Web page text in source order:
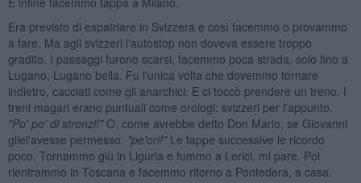
Era previsto di espatriare in Svizzera e così facemmo o provammo
a fare. Ma agli svizzeri l'autostop non doveva essere troppo
gradito. I passaggi furono scarsi, facemmo poca strada, solo fino a
Lugano, Lugano bella. Fu l'unica volta che dovemmo tornare
indietro, cacciati come gli anarchici. E ci toccò prendere un treno. I
treni magari erano puntuali come orologi: svizzeri per l'appunto.
"Po' po' di stronzi!"O, come avrebbe detto Don Mario, se Giovanni
gliel'avesse permesso, "pe'ori!"Le tappe successive le ricordo
poco. Tornammo giù in Liguria e fummo a Lerici, mi pare. Poi
rientrammo in Toscana e facemmo ritorno a Pontedera, a casa.